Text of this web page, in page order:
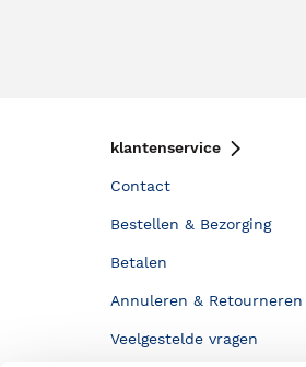
klantenservice
Contact
Bestellen & Bezorging
Betalen
Annuleren & Retourneren
Veelgestelde vragen